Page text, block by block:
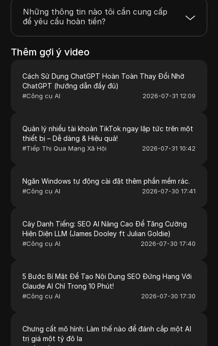
Những thông tin nào tôi cần cung cấp
để yêu cầu hoàn tiền?
Thêm gợi ý video
Cách Sử Dụng ChatGPT Hoàn Toàn Thay Đổi Nhờ
ChatGPT (hướng dẫn đầy đủ)
#Công cụ AI 2026-07-31 12:09
Quản lý nhiều tài khoản TikTok ngay lập tức trên một
thiết bị – Dễ dàng & Hiệu quả!
#Tiếp Thị Qua Mạng Xã Hội 2026-07-31 10:42
Ngăn Windows tự động cài đặt thêm phần mềm rác.
#Công cụ AI 2026-07-30 17:41
Cây Danh Tiếng: SEO AI Nâng Cao Để Tăng Cường
Hiện Diện LLM (James Dooley ft Julian Goldie)
#Công cụ AI 2026-07-30 17:40
5 Bước Bí Mật Để Tạo Nội Dung SEO Đứng Hạng Với
Claude AI Chỉ Trong 10 Phút!
#Công cụ AI 2026-07-30 17:30
Chưng cất mô hình: Làm thế nào để đánh cắp một AI
trị giá một tỷ đô la